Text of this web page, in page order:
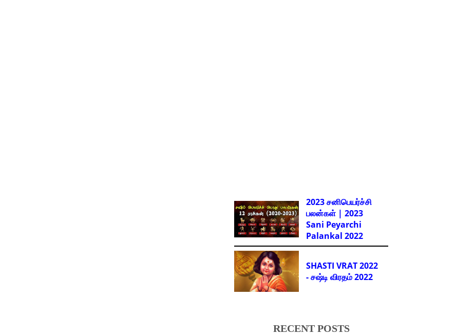
2023 சனிபெயர்ச்சி
பலன்கள் | 2023
Sani Peyarchi
Palankal 2022
SHASTI VRAT 2022
- சஷ்டி விரதம் 2022
RECENT POSTS